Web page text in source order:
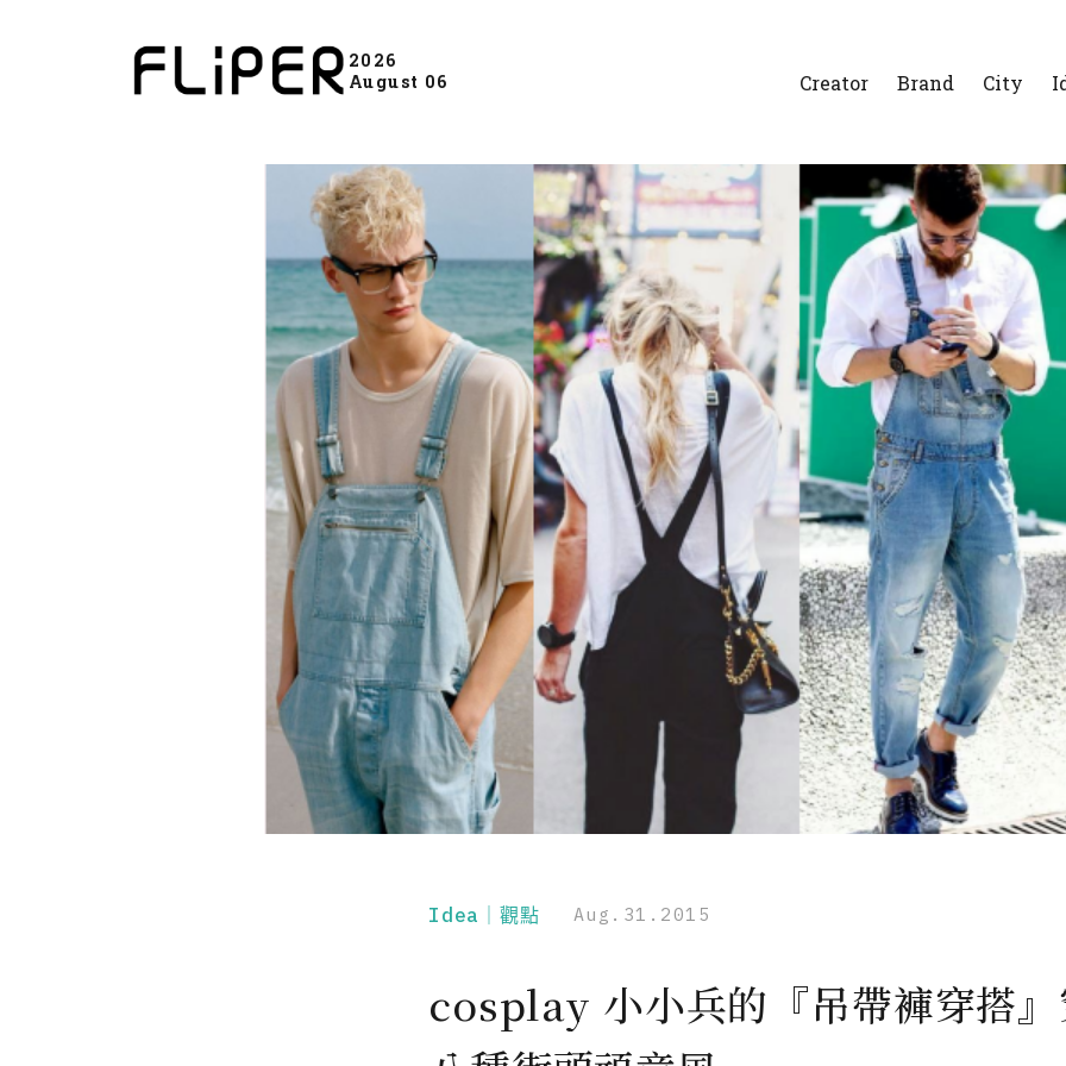
2026
August 06
Creator Brand City
Idea｜觀點 Aug.31.2015
cosplay 小小兵的『吊帶褲穿搭